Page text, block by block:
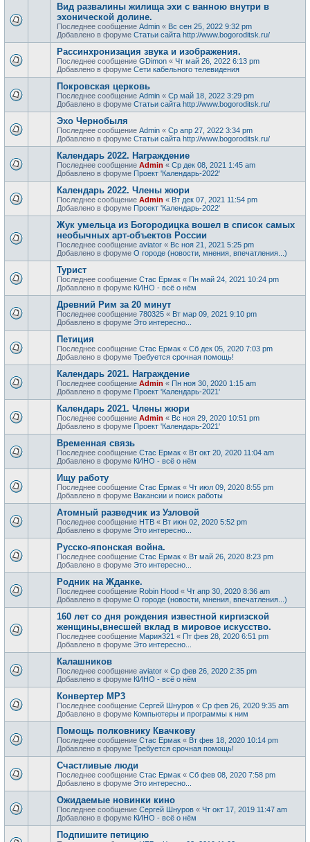
Вид развалины жилища эхи с ванною внутри в
эхонической долине.
Последнее сообщение Admin « Вс сен 25, 2022 9:32 pm
Добавлено в форуме Статьи сайта http://www.bogoroditsk.ru/
Рассинхронизация звука и изображения.
Последнее сообщение GDimon « Чт май 26, 2022 6:13 pm
Добавлено в форуме Сети кабельного телевидения
Покровская церковь
Последнее сообщение Admin « Ср май 18, 2022 3:29 pm
Добавлено в форуме Статьи сайта http://www.bogoroditsk.ru/
Эхо Чернобыля
Последнее сообщение Admin « Ср апр 27, 2022 3:34 pm
Добавлено в форуме Статьи сайта http://www.bogoroditsk.ru/
Календарь 2022. Награждение
Последнее сообщение Admin « Ср дек 08, 2021 1:45 am
Добавлено в форуме Проект 'Календарь-2022'
Календарь 2022. Члены жюри
Последнее сообщение Admin « Вт дек 07, 2021 11:54 pm
Добавлено в форуме Проект 'Календарь-2022'
Жук умельца из Богородицка вошел в список самых
необычных арт-объектов России
Последнее сообщение aviator « Вс ноя 21, 2021 5:25 pm
Добавлено в форуме О городе (новости, мнения, впечатления...)
Турист
Последнее сообщение Стас Ермак « Пн май 24, 2021 10:24 pm
Добавлено в форуме КИНО - всё о нём
Древний Рим за 20 минут
Последнее сообщение 780325 « Вт мар 09, 2021 9:10 pm
Добавлено в форуме Это интересно...
Петиция
Последнее сообщение Стас Ермак « Сб дек 05, 2020 7:03 pm
Добавлено в форуме Требуется срочная помощь!
Календарь 2021. Награждение
Последнее сообщение Admin « Пн ноя 30, 2020 1:15 am
Добавлено в форуме Проект 'Календарь-2021'
Календарь 2021. Члены жюри
Последнее сообщение Admin « Вс ноя 29, 2020 10:51 pm
Добавлено в форуме Проект 'Календарь-2021'
Временная связь
Последнее сообщение Стас Ермак « Вт окт 20, 2020 11:04 am
Добавлено в форуме КИНО - всё о нём
Ищу работу
Последнее сообщение Стас Ермак « Чт июл 09, 2020 8:55 pm
Добавлено в форуме Вакансии и поиск работы
Атомный разведчик из Узловой
Последнее сообщение НТВ « Вт июн 02, 2020 5:52 pm
Добавлено в форуме Это интересно...
Русско-японская война.
Последнее сообщение Стас Ермак « Вт май 26, 2020 8:23 pm
Добавлено в форуме Это интересно...
Родник на Жданке.
Последнее сообщение Robin Hood « Чт апр 30, 2020 8:36 am
Добавлено в форуме О городе (новости, мнения, впечатления...)
160 лет со дня рождения известной киргизской
женщины,внесшей вклад в мировое искусство.
Последнее сообщение Мария321 « Пт фев 28, 2020 6:51 pm
Добавлено в форуме Это интересно...
Калашников
Последнее сообщение aviator « Ср фев 26, 2020 2:35 pm
Добавлено в форуме КИНО - всё о нём
Конвертер MP3
Последнее сообщение Сергей Шнуров « Ср фев 26, 2020 9:35 am
Добавлено в форуме Компьютеры и программы к ним
Помощь полковнику Квачкову
Последнее сообщение Стас Ермак « Вт фев 18, 2020 10:14 pm
Добавлено в форуме Требуется срочная помощь!
Счастливые люди
Последнее сообщение Стас Ермак « Сб фев 08, 2020 7:58 pm
Добавлено в форуме Это интересно...
Ожидаемые новинки кино
Последнее сообщение Сергей Шнуров « Чт окт 17, 2019 11:47 am
Добавлено в форуме КИНО - всё о нём
Подпишите петицию